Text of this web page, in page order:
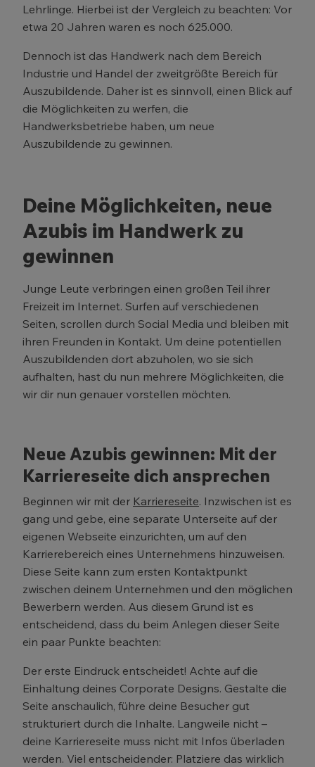
Lehrlinge. Hierbei ist der Vergleich zu beachten: Vor
etwa 20 Jahren waren es noch 625.000.
Dennoch ist das Handwerk nach dem Bereich
Industrie und Handel der zweitgrößte Bereich für
Auszubildende. Daher ist es sinnvoll, einen Blick auf
die Möglichkeiten zu werfen, die
Handwerksbetriebe haben, um neue
Auszubildende zu gewinnen.
Deine Möglichkeiten, neue
Azubis im Handwerk zu
gewinnen
Junge Leute verbringen einen großen Teil ihrer
Freizeit im Internet. Surfen auf verschiedenen
Seiten, scrollen durch Social Media und bleiben mit
ihren Freunden in Kontakt. Um deine potentiellen
Auszubildenden dort abzuholen, wo sie sich
aufhalten, hast du nun mehrere Möglichkeiten, die
wir dir nun genauer vorstellen möchten.
Neue Azubis gewinnen: Mit der
Karriereseite dich ansprechen
Beginnen wir mit der Karriereseite. Inzwischen ist es
gang und gebe, eine separate Unterseite auf der
eigenen Webseite einzurichten, um auf den
Karrierebereich eines Unternehmens hinzuweisen.
Diese Seite kann zum ersten Kontaktpunkt
zwischen deinem Unternehmen und den möglichen
Bewerbern werden. Aus diesem Grund ist es
entscheidend, dass du beim Anlegen dieser Seite
ein paar Punkte beachten:
Der erste Eindruck entscheidet! Achte auf die
Einhaltung deines Corporate Designs. Gestalte die
Seite anschaulich, führe deine Besucher gut
strukturiert durch die Inhalte. Langweile nicht –
deine Karriereseite muss nicht mit Infos überladen
werden. Viel entscheidender: Platziere das wirklich